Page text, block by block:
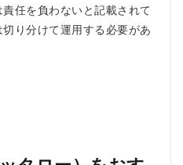
任を負わないと記載されて
り分けて運用する必要があ